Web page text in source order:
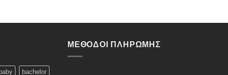
baby bachelor
ΜΈΘΟΔΟΙ ΠΛΗΡΩΜΉΣ